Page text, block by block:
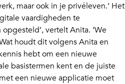
maar ook in je privéleven.’ Het
vaardigheden te
vertelt Anita. ‘We
houdt dit volgens Anita en
hebt om een nieuwe
basistermen kent en de juiste
een nieuwe applicatie moet